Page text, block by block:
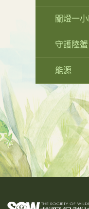
關燈一
守護陸
能源